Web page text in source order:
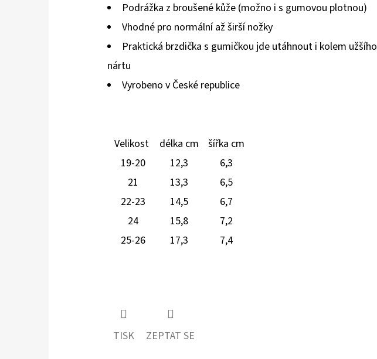
Podrážka z broušené kůže (možno i s gumovou plotnou)
Vhodné pro normální až širší nožky
Praktická brzdička s gumičkou jde utáhnout i kolem užšího
nártu
Vyrobeno v České republice
Velikost délka cm
šířka cm
19-20
12,3
6,3
21
13,3
6,5
22-23
14,5
6,7
24
15,8
7,2
25-26
17,3 7,4
TISK ZEPTAT SE